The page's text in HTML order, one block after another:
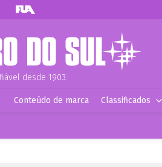
desde 1903.
Conteúdo de marca Classificados